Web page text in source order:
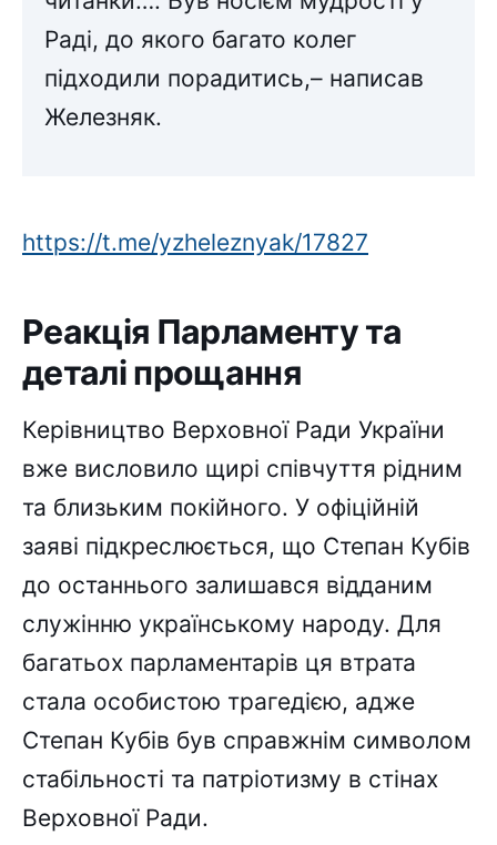
Раді, до якого багато колег
підходили порадитись,– написав
Железняк.
https://t.me/yzheleznyak/17827
Реакція Парламенту та
деталі прощання
Керівництво Верховної Ради України
вже висловило щирі співчуття рідним
та близьким покійного. У офіційній
заяві підкреслюється, що Степан Кубів
до останнього залишався відданим
служінню українському народу. Для
багатьох парламентарів ця втрата
стала особистою трагедією, адже
Степан Кубів був справжнім символом
стабільності та патріотизму в стінах
Верховної Ради.